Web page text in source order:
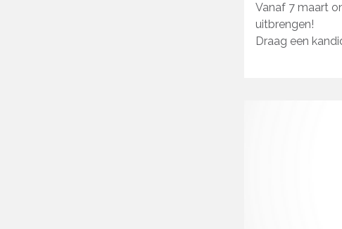
Vanaf 7 maart
uitbrengen!
Draag een